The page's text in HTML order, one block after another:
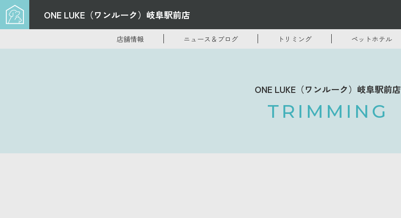
ONE LUKE（ワンルーク） 岐阜駅前店
店舗情報 ニュース＆ブログ トリミング ペットホテル
ONE LUKE（ワンルーク）岐阜駅前店
TRIMMING